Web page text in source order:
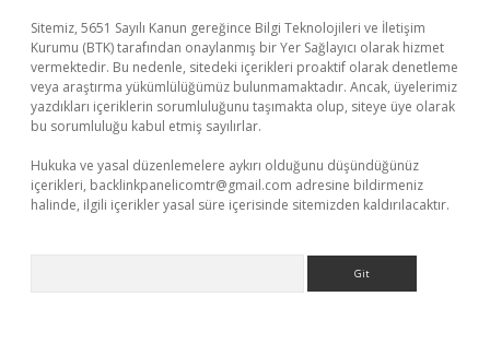
Sitemiz, 5651 Sayılı Kanun gereğince Bilgi Teknolojileri ve İletişim
Kurumu (BTK) tarafından onaylanmış bir Yer Sağlayıcı olarak hizmet
vermektedir. Bu nedenle, sitedeki içerikleri proaktif olarak denetleme
veya araştırma yükümlülüğümüz bulunmamaktadır. Ancak, üyelerimiz
yazdıkları içeriklerin sorumluluğunu taşımakta olup, siteye üye olarak
bu sorumluluğu kabul etmiş sayılırlar.
Hukuka ve yasal düzenlemelere aykırı olduğunu düşündüğünüz
içerikleri, backlinkpanelicomtr@gmail.com adresine bildirmeniz
halinde, ilgili içerikler yasal süre içerisinde sitemizden kaldırılacaktır.